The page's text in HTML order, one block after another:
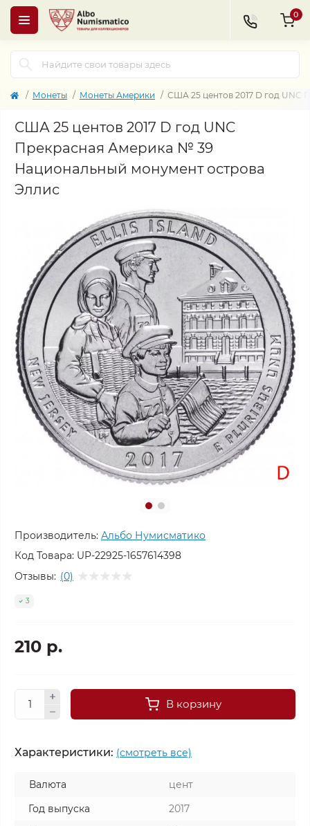
0
Монеты Монеты Америки США 25 центов 2017 D год
США 25 центов 2017 D год UNC
Прекрасная Америка № 39
Национальный монумент острова
Эллис
Производитель: Альбо Нумисматико
Код Товара: UP-22925-1657614398
Отзывы: (0)
3
210 р.
В корзину
Характеристики: (смотреть все)
Валюта
цент
Год выпуска
2017